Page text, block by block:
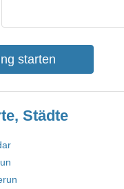
starten
Städte